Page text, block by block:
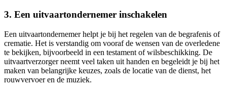
3. Een uitvaartondernemer inschakelen
Een uitvaartondernemer helpt je bij het regelen van de begrafenis of
crematie. Het is verstandig om vooraf de wensen van de overledene
te bekijken, bijvoorbeeld in een testament of wilsbeschikking. De
uitvaartverzorger neemt veel taken uit handen en begeleidt je bij het
maken van belangrijke keuzes, zoals de locatie van de dienst, het
rouwvervoer en de muziek.